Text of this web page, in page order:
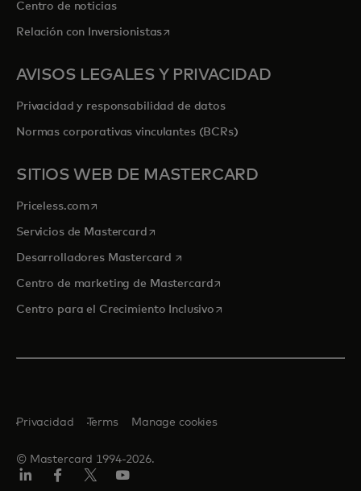
Centro de noticias
Relación con Inversionistasse abre en una pestaña nueva
AVISOS LEGALES Y PRIVACIDAD
Privacidad y responsabilidad de datos
Normas corporativas vinculantes (BCRs)
SITIOS WEB DE MASTERCARD
Priceless.com se abre en una pestaña nueva
Servicios de Mastercardse abre en una pestaña nueva
Desarrolladores Mastercard se abre en una pestaña nueva
Centro de marketing de Mastercardse abre en una pestaña
Centro para el Crecimiento Inclusivose abre en una pestaña
© Mastercard 1994-2026.
Privacidad Terms Manage cookies